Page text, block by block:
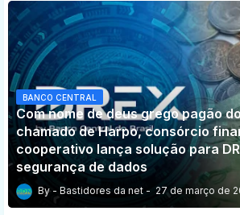
BANCO CENTRAL
Com nome de deus grego pagão
chamado de Harpo, consórcio
cooperativo lança solução para
segurança de dados
Bastidores da net 27 de março de